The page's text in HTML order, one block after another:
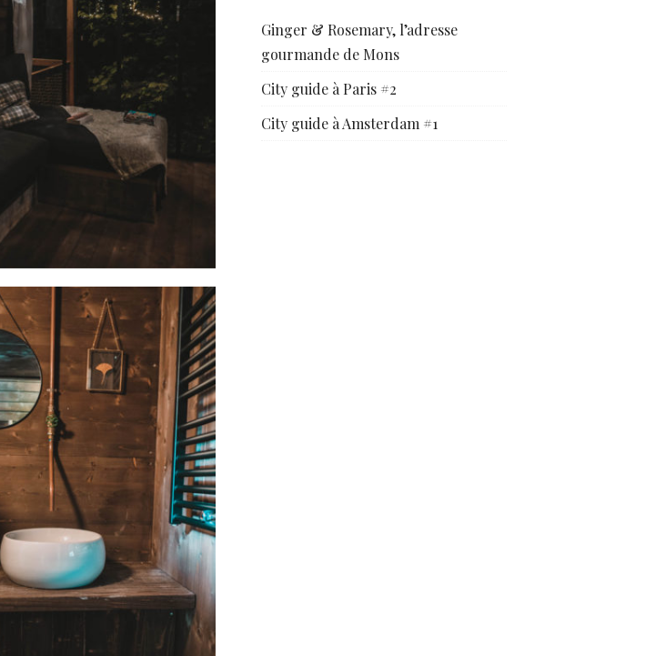
Ginger & Rosemary, l’adresse
gourmande de Mons
City guide à Paris #2
City guide à Amsterdam #1